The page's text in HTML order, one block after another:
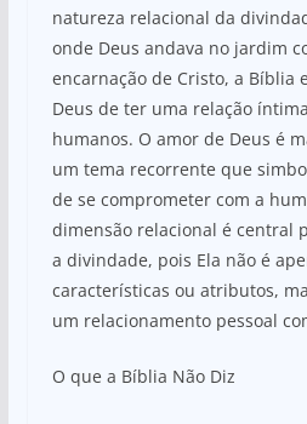
natureza relacional da
onde Deus andava no jardim
encarnação de Cristo, a Bíblia
Deus de ter uma relação
humanos. O amor de Deus é
um tema recorrente que
de se comprometer com a
dimensão relacional é central
a divindade, pois Ela não é
características ou atributos,
um relacionamento pessoal
O que a Bíblia Não Diz